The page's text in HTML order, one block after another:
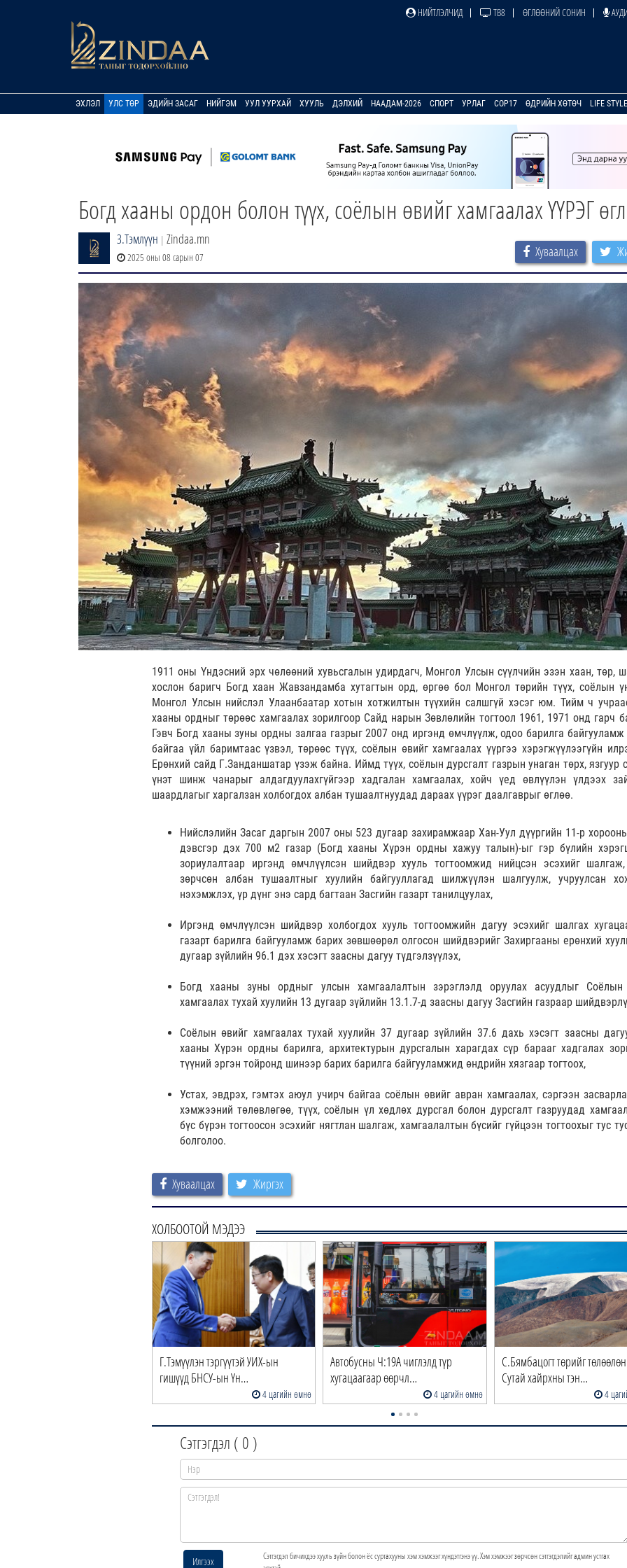
НИЙТЛЭЛЧИД ТВ8 ӨГЛӨӨНИЙ СОНИН
ЭХЛЭЛ УЛС ТӨР ЭДИЙН ЗАСАГ НИЙГЭМ УУЛ УУРХАЙ ХУУЛЬ ДЭЛХИЙ НААДАМ-2026 СПОРТ УРЛАГ COP17 ӨДРИЙН ХӨТӨЧ LIFE STYLE
Богд хааны ордон болон түүх, соёлын өвийг хамгаалах ҮҮРЭГ
З.Тэмлүүн | Zindaa.mn
2025 оны 08 сарын 07 Хуваалцах
1911 оны Үндэсний эрх чөлөөний хувьсгалын удирдагч, Монгол Улсын сүүлчийн эзэн хаан, төр,
хослон баригч Богд хаан Жавзандамба хутагтын орд, өргөө бол Монгол төрийн түүх, соёлын
Монгол Улсын нийслэл Улаанбаатар хотын хотжилтын түүхийн салшгүй хэсэг юм. Тийм ч
хааны ордныг төрөөс хамгаалах зорилгоор Сайд нарын Зөвлөлийн тогтоол 1961, 1971 онд гарч
Гэвч Богд хааны зуны ордны залгаа газрыг 2007 онд иргэнд өмчлүүлж, одоо барилга
байгаа үйл баримтаас үзвэл, төрөөс түүх, соёлын өвийг хамгаалах үүргээ хэрэгжүүлээгүйн
Ерөнхий сайд Г.Занданшатар үзэж байна. Иймд түүх, соёлын дурсгалт газрын унаган төрх, язгуур
үнэт шинж чанарыг алдагдуулахгүйгээр хадгалан хамгаалах, хойч үед өвлүүлэн үлдээх
шаардлагыг харгалзан холбогдох албан тушаалтнуудад дараах үүрэг даалгаврыг өглөө.
Нийслэлийн Засаг даргын 2007 оны 523 дугаар захирамжаар Хан-Уул дүүргийн 11-р
дэвсгэр дэх 700 м2 газар (Богд хааны Хүрэн ордны хажуу талын)-ыг гэр бүлийн
зориулалтаар иргэнд өмчлүүлсэн шийдвэр хууль тогтоомжид нийцсэн эсэхийг
зөрчсөн албан тушаалтныг хуулийн байгууллагад шилжүүлэн шалгуулж, учруулсан
нэхэмжлэх, үр дүнг энэ сард багтаан Засгийн газарт танилцуулах,
Иргэнд өмчлүүлсэн шийдвэр холбогдох хууль тогтоомжийн дагуу эсэхийг шалгах
газарт барилга байгууламж барих зөвшөөрөл олгосон шийдвэрийг Захиргааны ерөнхий
дугаар зүйлийн 96.1 дэх хэсэгт заасны дагуу түдгэлзүүлэх,
Богд хааны зуны ордныг улсын хамгаалалтын зэрэглэлд оруулах асуудлыг Соёлын
хамгаалах тухай хуулийн 13 дугаар зүйлийн 13.1.7-д заасны дагуу Засгийн газраар
Соёлын өвийг хамгаалах тухай хуулийн 37 дугаар зүйлийн 37.6 дахь хэсэгт заасны
хааны Хүрэн ордны барилга, архитектурын дурсгалын харагдах сүр барааг хадгалах
түүний эргэн тойронд шинээр барих барилга байгууламжид өндрийн хязгаар тогтоох,
Устах, эвдрэх, гэмтэх аюул учирч байгаа соёлын өвийг авран хамгаалах, сэргээн
хэмжээний төлөвлөгөө, түүх, соёлын үл хөдлөх дурсгал болон дурсгалт газруудад
бүс бүрэн тогтоосон эсэхийг нягтлан шалгаж, хамгаалалтын бүсийг гүйцээн тогтоохыг тус
болголоо.
Хуваалцах Жиргэх
ХОЛБООТОЙ МЭДЭЭ
Г.Тэмүүлэн тэргүүтэй УИХ-ын
гишүүд БНСУ-ын Үн…
4 цагийн өмнө
Автобусны Ч:19А чиглэлд түр
хугацаагаар өөрчл…
4 цагийн өмнө
С.Бямбацогт төрийг төлөөлөн
Сутай хайрхны тэн…
4
Сэтгэгдэл ( 0 )
Илгээх
Сэтгэгдэл бичихдээ хууль зүйн болон ёс суртахууны хэм хэмжээг хүндэтгэнэ үү. Хэм хэмжээг зөрчсөн сэтгэгдэлийг админ устгах